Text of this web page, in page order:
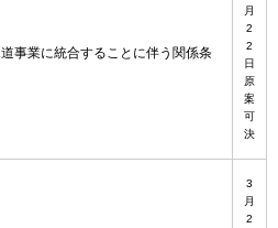
事業に統合することに伴う関係条
月
2
2
日
原
案
可
決
3
月
2